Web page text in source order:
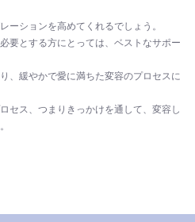
ーションを高めてくれるでしょう。
要とする方にとっては、ベストなサポー
、緩やかで愛に満ちた変容のプロセスに
セス、つまりきっかけを通して、変容し